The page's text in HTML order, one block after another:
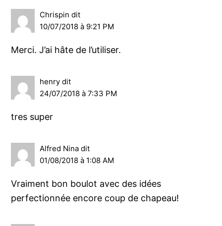
Chrispin dit
10/07/2018 à 9:21 PM
Merci. J’ai hâte de l’utiliser.
henry dit
24/07/2018 à 7:33 PM
tres super
Alfred Nina dit
01/08/2018 à 1:08 AM
Vraiment bon boulot avec des idées
perfectionnée encore coup de chapeau!